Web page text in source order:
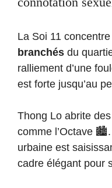
La Soi 11
branchés du
ralliement d’une
est forte jusqu’au
Thong Lo abrite des
comme l’Octave
urbaine est
cadre élégant pour